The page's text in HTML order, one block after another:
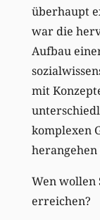
überhaupt
war die
Aufbau
mit
komplexen
herangehen
Wen wollen
erreichen?